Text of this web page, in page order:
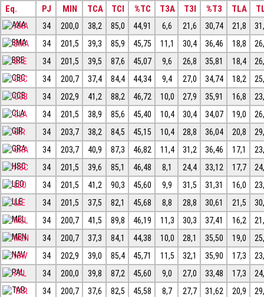
Eq. PJ MIN TCA TCI %TC T3A T3I %T3 TLA
AXA 34 200,0 38,2 85,0 44,91 6,6 21,6 30,74 21,8
BMA
34 201,5 39,3 85,9 45,75 11,1 30,4 36,46 18,8
BRE
34 201,5 39,5 87,6 45,07 9,6 26,8 35,81 18,4
CBC
34 200,7 37,4 84,4 44,34 9,4 27,0 34,74 18,2
CCB
34 202,9 41,2 88,2 46,72 10,0 27,9 35,91 16,8
CLA
34 201,5 38,9 85,6 45,40 10,4 30,4 34,07 19,0
GIR
34 203,7 38,2 84,5 45,15 10,4 28,8 36,04 20,8
GRA
34 203,7 40,9 87,3 46,82 11,4 31,2 36,46 17,1
HSC
34 201,5 39,6 85,1 46,48 8,1 24,4 33,12 17,7
LEO
34 201,5 41,2 90,3 45,60 9,9 31,5 31,31 16,0
LLE
34 201,5 37,5 82,1 45,68 8,8 28,8 30,61 21,5
MEL
34 200,7 41,5 89,8 46,19 11,3 30,3 37,41 16,2
MEN
34 200,7 37,3 84,1 44,38 10,0 28,1 35,50 19,0
NAV
34 202,9 39,0 85,4 45,71 11,5 32,1 35,90 17,3
PAL
34 200,0 39,8 87,2 45,60 9,0 27,0 33,48 17,3
TAR
34 200,7 37,6 82,5 45,58 8,7 27,7 31,62 20,9